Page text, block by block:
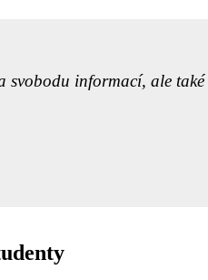
informací, ale také